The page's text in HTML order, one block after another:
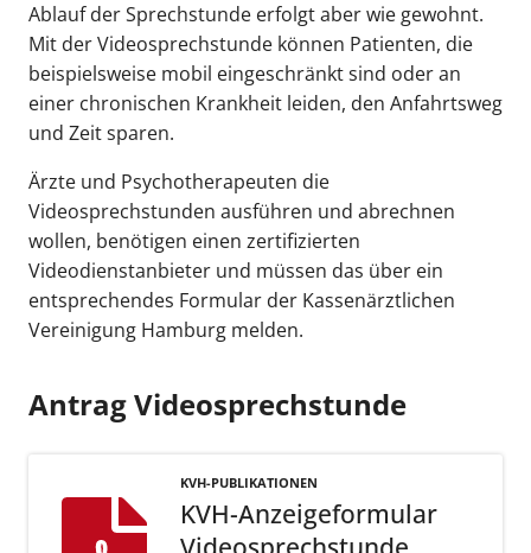
Ablauf der Sprechstunde erfolgt aber wie gewohnt.
Mit der Videosprechstunde können Patienten, die
beispielsweise mobil eingeschränkt sind oder an
einer chronischen Krankheit leiden, den Anfahrtsweg
und Zeit sparen.
Ärzte und Psychotherapeuten die
Videosprechstunden ausführen und abrechnen
wollen, benötigen einen zertifizierten
Videodienstanbieter und müssen das über ein
entsprechendes Formular der Kassenärztlichen
Vereinigung Hamburg melden.
Antrag Videosprechstunde
KVH-PUBLIKATIONEN
KVH-Anzeigeformular